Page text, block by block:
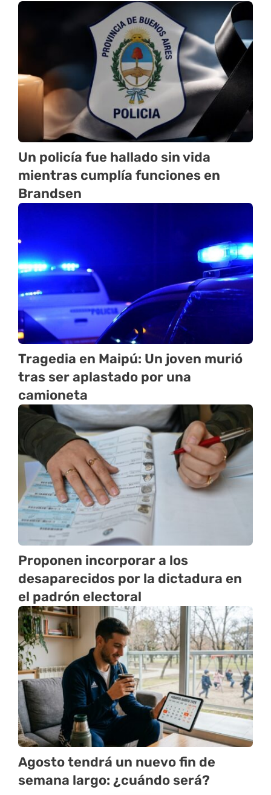
Un policía fue hallado sin vida
mientras cumplía funciones en
Brandsen
Tragedia en Maipú: Un joven murió
tras ser aplastado por una
camioneta
Proponen incorporar a los
desaparecidos por la dictadura en
el padrón electoral
Agosto tendrá un nuevo fin de
semana largo: ¿cuándo será?